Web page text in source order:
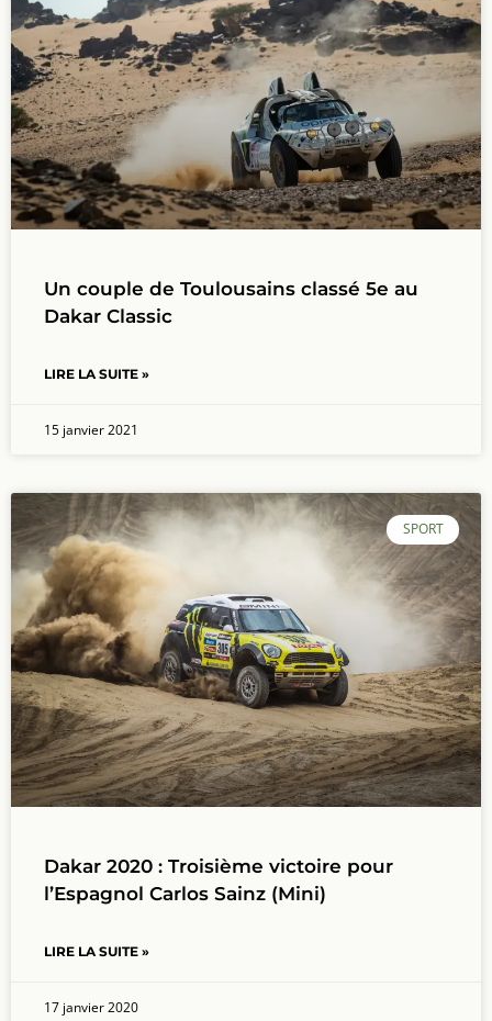
Un couple de Toulousains classé 5e au
Dakar Classic
LIRE LA SUITE »
15 janvier 2021
SPORT
Dakar 2020 : Troisième victoire pour
l’Espagnol Carlos Sainz (Mini)
LIRE LA SUITE »
17 janvier 2020